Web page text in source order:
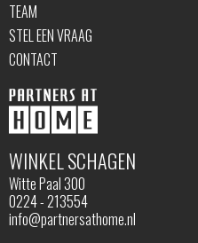
WINKEL SCHAGEN
Witte Paal 300
0224 - 213554
info@partnersathome.nl
TEAM
STEL EEN VRAAG
CONTACT